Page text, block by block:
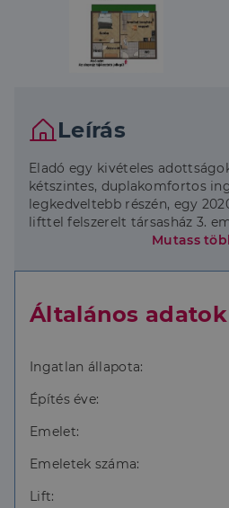
Leírás
Eladó egy kivételes
kétszintes, duplakomfortos
legkedveltebb részén, egy
lifttel felszerelt társasház 3.
alapterületű lakáshoz egy 7
helyszíne lehet a reggeli
része a tágas amerikai
fényviszonyaival igazán
konyha minőségi beépített
A lakásban két hálószoba és
található, a duplakomfort
Mutass
Általános adatok
Ingatlan állapota:
Építés éve:
Emelet:
Emeletek száma:
Lift: